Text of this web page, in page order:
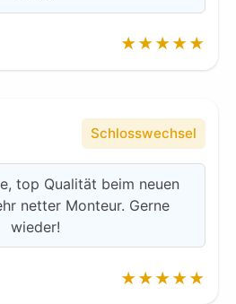
★★★★★
Schlosswechsel
top Qualität beim neuen
netter Monteur. Gerne
wieder!
★★★★★